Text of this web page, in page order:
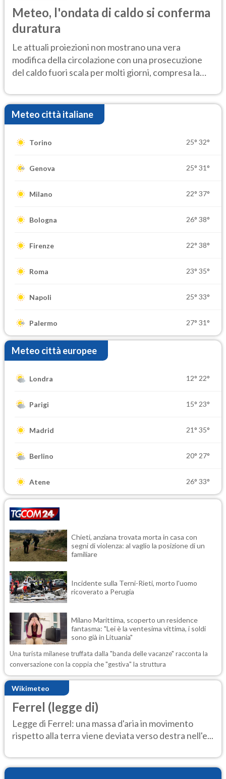
Meteo, l'ondata di caldo si conferma
duratura
Le attuali proiezioni non mostrano una vera
modifica della circolazione con una prosecuzione
del caldo fuori scala per molti giorni, compresa la
Meteo città italiane
Torino 25° 32°
Genova 25° 31°
Milano 22° 37°
Bologna 26° 38°
Firenze 22° 38°
Roma 23° 35°
Napoli 25° 33°
Palermo 27° 31°
Meteo città europee
Londra 12° 22°
Parigi 15° 23°
Madrid 21° 35°
Berlino 20° 27°
Atene 26° 33°
Chieti, anziana trovata morta in casa con
segni di violenza: al vaglio la posizione di un
familiare
Incidente sulla Terni-Rieti, morto l'uomo
ricoverato a Perugia
Milano Marittima, scoperto un residence
fantasma: "Lei è la ventesima vittima, i soldi
sono già in Lituania"
Una turista milanese truffata dalla "banda delle vacanze" racconta la
conversazione con la coppia che "gestiva" la struttura
Wikimeteo
Ferrel (legge di)
Legge di Ferrel: una massa d'aria in movimento
rispetto alla terra viene deviata verso destra nell'e...